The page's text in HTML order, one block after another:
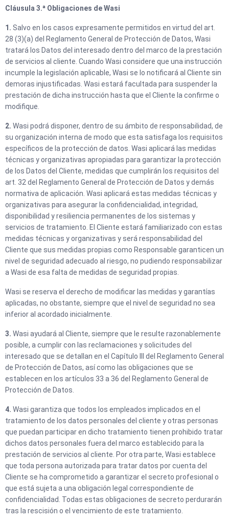
Cláusula 3.ª Obligaciones de Wasi
1. Salvo en los casos expresamente permitidos en virtud del art.
28 (3)(a) del Reglamento General de Protección de Datos, Wasi
tratará los Datos del interesado dentro del marco de la prestación
de servicios al cliente. Cuando Wasi considere que una instrucción
incumple la legislación aplicable, Wasi se lo notificará al Cliente sin
demoras injustificadas. Wasi estará facultada para suspender la
prestación de dicha instrucción hasta que el Cliente la confirme o
modifique.
2. Wasi podrá disponer, dentro de su ámbito de responsabilidad, de
su organización interna de modo que esta satisfaga los requisitos
específicos de la protección de datos. Wasi aplicará las medidas
técnicas y organizativas apropiadas para garantizar la protección
de los Datos del Cliente, medidas que cumplirán los requisitos del
art. 32 del Reglamento General de Protección de Datos y demás
normativa de aplicación. Wasi aplicará estas medidas técnicas y
organizativas para asegurar la confidencialidad, integridad,
disponibilidad y resiliencia permanentes de los sistemas y
servicios de tratamiento. El Cliente estará familiarizado con estas
medidas técnicas y organizativas y será responsabilidad del
Cliente que sus medidas propias como Responsable garanticen un
nivel de seguridad adecuado al riesgo, no pudiendo responsabilizar
a Wasi de esa falta de medidas de seguridad propias.
Wasi se reserva el derecho de modificar las medidas y garantías
aplicadas, no obstante, siempre que el nivel de seguridad no sea
inferior al acordado inicialmente.
3. Wasi ayudará al Cliente, siempre que le resulte razonablemente
posible, a cumplir con las reclamaciones y solicitudes del
interesado que se detallan en el Capítulo III del Reglamento General
de Protección de Datos, así como las obligaciones que se
establecen en los artículos 33 a 36 del Reglamento General de
Protección de Datos.
4. Wasi garantiza que todos los empleados implicados en el
tratamiento de los datos personales del cliente y otras personas
que puedan participar en dicho tratamiento tienen prohibido tratar
dichos datos personales fuera del marco establecido para la
prestación de servicios al cliente. Por otra parte, Wasi establece
que toda persona autorizada para tratar datos por cuenta del
Cliente se ha comprometido a garantizar el secreto profesional o
que está sujeta a una obligación legal correspondiente de
confidencialidad. Todas estas obligaciones de secreto perdurarán
tras la rescisión o el vencimiento de este tratamiento.